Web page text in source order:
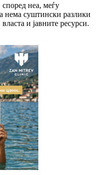
неа, меѓу
нема суштински разлики
и јавните ресурси.